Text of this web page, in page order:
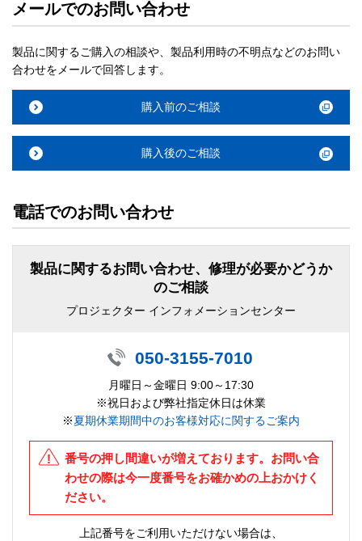
メールでのお問い合わせ
製品に関するご購入の相談や、製品利用時の不明点などのお問い
合わせをメールで回答します。
購入前のご相談
購入後のご相談
電話でのお問い合わせ
製品に関するお問い合わせ、修理が必要かどうか
のご相談
プロジェクター インフォメーションセンター
050-3155-7010
月曜日～金曜日 9:00～17:30
※祝日および弊社指定休日は休業
※夏期休業期間中のお客様対応に関するご案内
番号の押し間違いが増えております。お問い合
わせの際は今一度番号をお確かめの上おかけく
ださい。
上記番号をご利用いただけない場合は、